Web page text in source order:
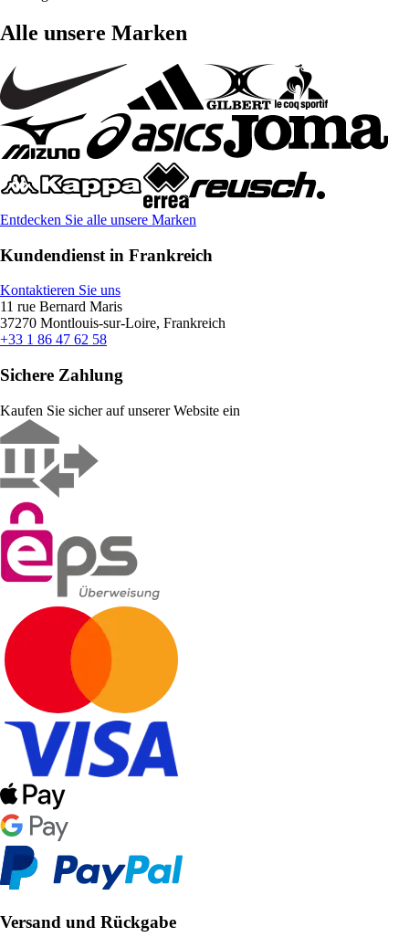
Alle unsere Marken
Entdecken Sie alle unsere Marken
Kundendienst in Frankreich
Kontaktieren Sie uns
11 rue Bernard Maris
37270 Montlouis-sur-Loire, Frankreich
+33 1 86 47 62 58
Sichere Zahlung
Kaufen Sie sicher auf unserer Website ein
Versand und Rückgabe